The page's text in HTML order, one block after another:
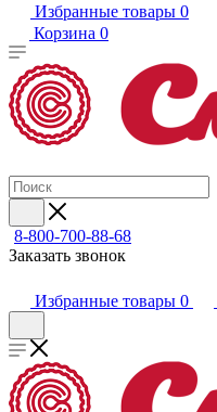
Избранные товары 0
Корзина 0
8-800-700-88-68
Заказать звонок
Избранные товары 0